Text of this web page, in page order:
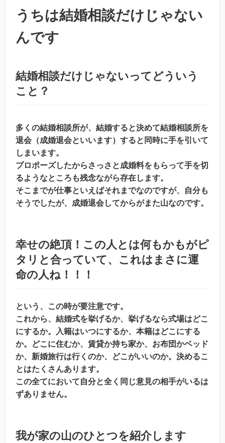
うちは結婚相談だけじゃない
んです
結婚相談だけじゃないってどういう
こと？
多くの結婚相談所が、結婚すると決めて結婚相談所を
退会（成婚退会といいます）すると同時に手を引いて
しまいます。
プロポーズしたからさっさと成婚料をもらって手を切
るようなところも残念ながら存在します。
そこまでが仕事といえばそれまでなのですが、自分も
そうでしたが、成婚退会してからがまた山なのです。
幸せの絶頂！この人とは何もかもがピ
タリと合っていて、これはまさに運
命の人ね！！！
という、この時が要注意です。
これから、結婚式を挙げるか、挙げるなら式場はどこ
にするか。入籍はいつにするか、本籍はどこにする
か。どこに住むか、賃貸か持ち家か、お布団かベッド
か、新婚旅行は行くのか、どこがいいのか。決めるこ
とはたくさんあります。
この全てにおいて自分と全く同じ意見の相手がいるは
ずありません。
我が家の山のひとつを紹介します